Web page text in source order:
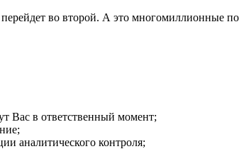
во второй. А это многомиллионные
Вас в ответственный момент;
аналитического контроля;